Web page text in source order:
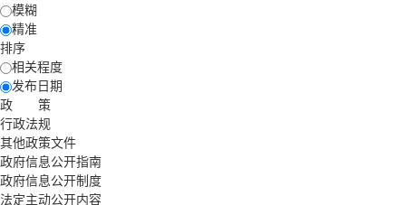
模糊
精准
排序
相关程度
发布日期
政 策
行政法规
其他政策文件
政府信息公开指南
政府信息公开制度
法定主动公开内容